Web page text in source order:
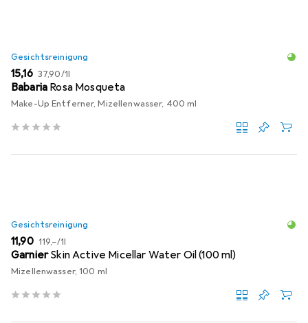
Gesichtsreinigung
EUR
15,16 EUR
37,90/1l
Babaria Rosa Mosqueta
Make-Up Entferner, Mizellenwasser, 400 ml
Gesichtsreinigung
EUR
11,90 EUR
119,–/1l
GarnierSkin Active Micellar Water Oil (100 ml)
Mizellenwasser, 100 ml